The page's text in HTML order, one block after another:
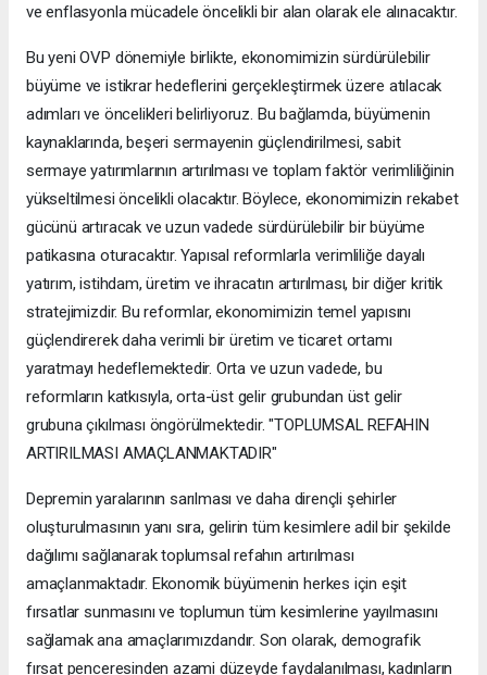
ve enflasyonla mücadele öncelikli bir alan olarak ele alınacaktır.
Bu yeni OVP dönemiyle birlikte, ekonomimizin sürdürülebilir
büyüme ve istikrar hedeflerini gerçekleştirmek üzere atılacak
adımları ve öncelikleri belirliyoruz. Bu bağlamda, büyümenin
kaynaklarında, beşeri sermayenin güçlendirilmesi, sabit
sermaye yatırımlarının artırılması ve toplam faktör verimliliğinin
yükseltilmesi öncelikli olacaktır. Böylece, ekonomimizin rekabet
gücünü artıracak ve uzun vadede sürdürülebilir bir büyüme
patikasına oturacaktır. Yapısal reformlarla verimliliğe dayalı
yatırım, istihdam, üretim ve ihracatın artırılması, bir diğer kritik
stratejimizdir. Bu reformlar, ekonomimizin temel yapısını
güçlendirerek daha verimli bir üretim ve ticaret ortamı
yaratmayı hedeflemektedir. Orta ve uzun vadede, bu
reformların katkısıyla, orta-üst gelir grubundan üst gelir
grubuna çıkılması öngörülmektedir. "TOPLUMSAL REFAHIN
ARTIRILMASI AMAÇLANMAKTADIR"
Depremin yaralarının sarılması ve daha dirençli şehirler
oluşturulmasının yanı sıra, gelirin tüm kesimlere adil bir şekilde
dağılımı sağlanarak toplumsal refahın artırılması
amaçlanmaktadır. Ekonomik büyümenin herkes için eşit
fırsatlar sunmasını ve toplumun tüm kesimlerine yayılmasını
sağlamak ana amaçlarımızdandır. Son olarak, demografik
fırsat penceresinden azami düzeyde faydalanılması, kadınların